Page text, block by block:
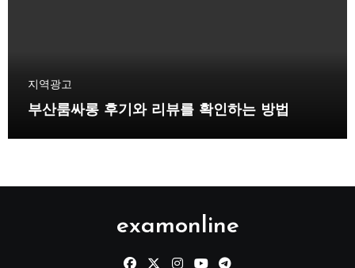
지역광고
부산룸싸롱 후기와 리뷰를 확인하는 방법
examonline